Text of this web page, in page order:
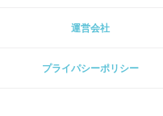
運営会社
プライパシーポリシー